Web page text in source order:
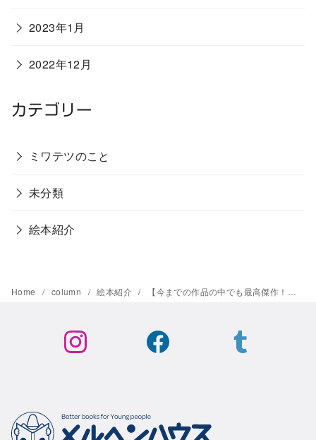
2023年1月
2022年12月
カテゴリー
ミワテツのこと
未分類
絵本紹介
Home column 絵本紹介 【今までの作品の中でも最高傑作！と言っても間違いない！】『ちょうちょちょうちょ』